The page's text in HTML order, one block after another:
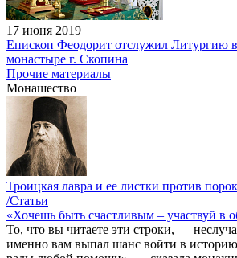
17 июня 2019
Епископ Феодорит отслужил Литургию
монастыре г. Скопина
Прочие материалы
Монашество
Троицкая лавра и ее листки против
/Статьи
«Хочешь быть счастливым – участвуй в
То, что вы читаете эти строки, —
именно вам выпал шанс войти в